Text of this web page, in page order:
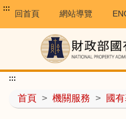
:::
回首頁 網站導覽
首頁 > 機關服務 > 國
:::